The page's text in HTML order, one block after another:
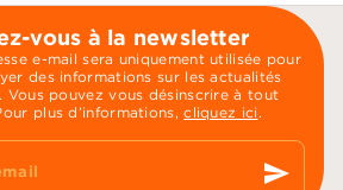
vous à la newsletter
e-mail sera uniquement utilisée pour
des informations sur les actualités
Vous pouvez vous désinscrire à tout
plus d’informations,cliquez ici .
send